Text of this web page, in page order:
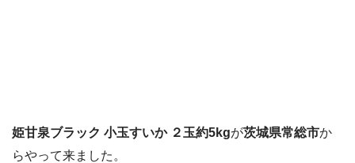
姫甘泉ブラック 小玉すいか ２玉約5kgが茨城県常総市か
らやって来ました。